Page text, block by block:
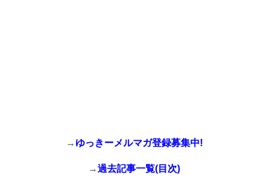
→ ゆっきーメルマガ登録募集中!
→過去記事一覧(目次)